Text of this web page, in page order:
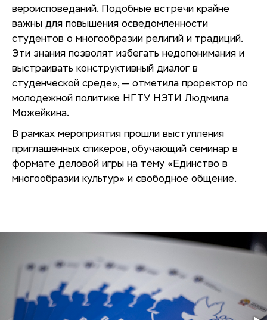
вероисповеданий. Подобные встречи крайне
важны для повышения осведомленности
студентов о многообразии религий и традиций.
Эти знания позволят избегать недопонимания и
выстраивать конструктивный диалог в
студенческой среде», — отметила проректор по
молодежной политике НГТУ НЭТИ Людмила
Можейкина.
В рамках мероприятия прошли выступления
приглашенных спикеров, обучающий семинар в
формате деловой игры на тему «Единство в
многообразии культур» и свободное общение.